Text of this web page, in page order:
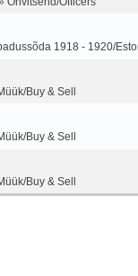
1918 - 1920/
Buy & Sell
Buy & Sell
Buy & Sell